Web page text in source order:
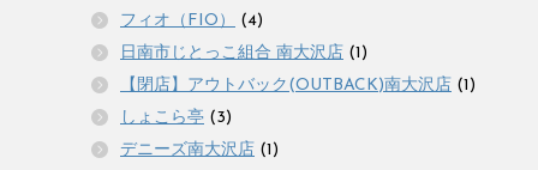
フィオ（FIO）
(4)
日南市じとっこ組合 南大沢店 (1)
【閉店】アウトバック(OUTBACK)南大沢店 (1)
しょこら亭 (3)
デニーズ南大沢店 (1)